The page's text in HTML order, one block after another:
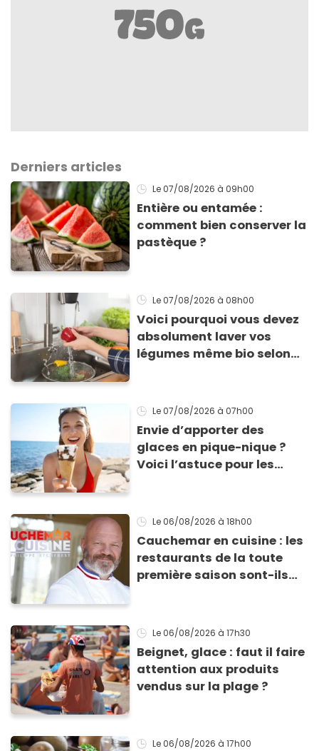
Derniers articles
Le 07/08/2026 à 09h00
Entière ou entamée :
comment bien conserver la
pastèque ?
Le 07/08/2026 à 08h00
Voici pourquoi vous devez
absolument laver vos
légumes même bio selon
Le 07/08/2026 à 07h00
Envie d’apporter des
glaces en pique-nique ?
Voici l’astuce pour les
ne fondent !
Le 06/08/2026 à 18h00
Cauchemar en cuisine : les
restaurants de la toute
première saison sont-ils
Le 06/08/2026 à 17h30
Beignet, glace : faut il faire
attention aux produits
vendus sur la plage ?
Le 06/08/2026 à 17h00